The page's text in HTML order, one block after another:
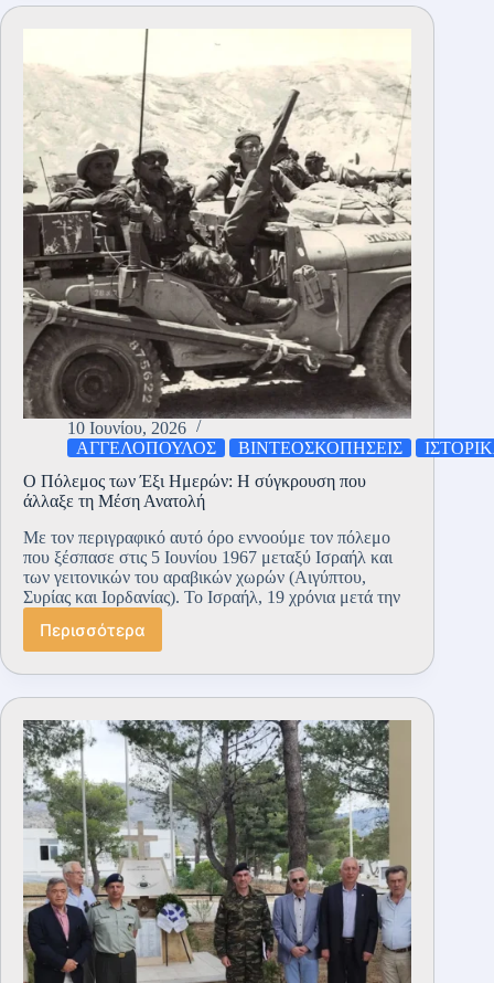
Μηχανικού:
Εκπαίδευση
Εξέλιξη
Καθήκοντα
10 Ιουνίου, 2026
ΑΓΓΕΛΟΠΟΥΛΟΣ
ΒΙΝΤΕΟΣΚΟΠΗΣΕΙΣ
Ο Πόλεμος των Έξι Ημερών: Η σύγκρουση που
άλλαξε τη Μέση Ανατολή
Με τον περιγραφικό αυτό όρο εννοούμε τον πόλεμο
που ξέσπασε στις 5 Ιουνίου 1967 μεταξύ Ισραήλ και
των γειτονικών του αραβικών χωρών (Αιγύπτου,
Συρίας και Ιορδανίας). Το Ισραήλ, 19 χρόνια μετά την
Περισσότερα
Ο
των
Έξι
Ημερών:
Η
σύγκρουση
που
άλλαξε
τη
Μέση
Ανατολή